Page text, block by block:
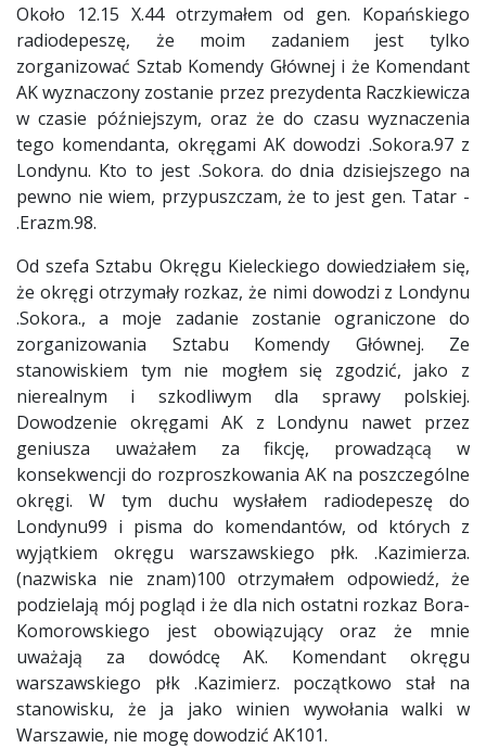
Około 12.15 X.44 otrzymałem od gen. Kopańskiego
radiodepeszę, że moim zadaniem jest tylko
zorganizować Sztab Komendy Głównej i że Komendant
AK wyznaczony zostanie przez prezydenta Raczkiewicza
w czasie późniejszym, oraz że do czasu wyznaczenia
tego komendanta, okręgami AK dowodzi .Sokora.97 z
Londynu. Kto to jest .Sokora. do dnia dzisiejszego na
pewno nie wiem, przypuszczam, że to jest gen. Tatar -
.Erazm.98.
Od szefa Sztabu Okręgu Kieleckiego dowiedziałem się,
że okręgi otrzymały rozkaz, że nimi dowodzi z Londynu
.Sokora., a moje zadanie zostanie ograniczone do
zorganizowania Sztabu Komendy Głównej. Ze
stanowiskiem tym nie mogłem się zgodzić, jako z
nierealnym i szkodliwym dla sprawy polskiej.
Dowodzenie okręgami AK z Londynu nawet przez
geniusza uważałem za fikcję, prowadzącą w
konsekwencji do rozproszkowania AK na poszczególne
okręgi. W tym duchu wysłałem radiodepeszę do
Londynu99 i pisma do komendantów, od których z
wyjątkiem okręgu warszawskiego płk. .Kazimierza.
(nazwiska nie znam)100 otrzymałem odpowiedź, że
podzielają mój pogląd i że dla nich ostatni rozkaz Bora-
Komorowskiego jest obowiązujący oraz że mnie
uważają za dowódcę AK. Komendant okręgu
warszawskiego płk .Kazimierz. początkowo stał na
stanowisku, że ja jako winien wywołania walki w
Warszawie, nie mogę dowodzić AK101.